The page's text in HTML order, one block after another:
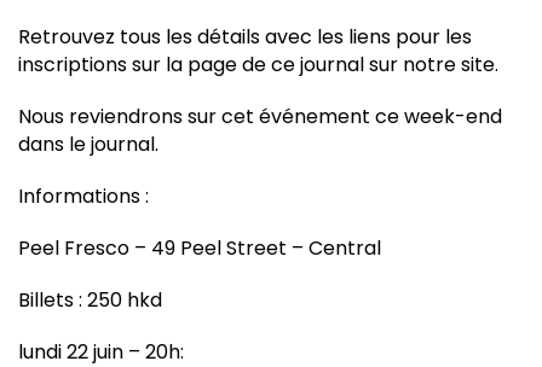
Retrouvez tous les détails avec les liens pour les
inscriptions sur la page de ce journal sur notre site.
Nous reviendrons sur cet événement ce week-end
dans le journal.
Informations :
Peel Fresco – 49 Peel Street – Central
Billets : 250 hkd
lundi 22 juin – 20h: